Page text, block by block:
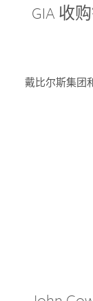
GIA 收
戴比尔斯集团